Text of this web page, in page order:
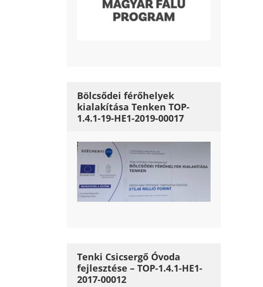
Bölcsődei férőhelyek
kialakítása Tenken TOP-
1.4.1-19-HE1-2019-00017
Tenki Csicsergő Óvoda
fejlesztése – TOP-1.4.1-HE1-
2017-00012